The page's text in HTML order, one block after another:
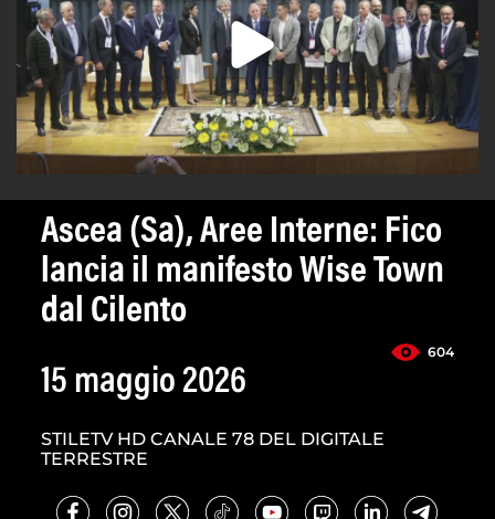
Ascea (Sa), Aree Interne: Fico
lancia il manifesto Wise Town
dal Cilento
604
15 maggio 2026
STILETV HD CANALE 78 DEL DIGITALE
TERRESTRE